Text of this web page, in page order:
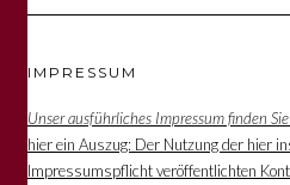
IMPRESSUM
Unser ausführliches Impressum finden
hier ein Auszug: Der Nutzung der hier
Impressumspflicht veröffentlichten